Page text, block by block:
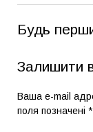
Будь
Залишити
Ваша e-mail
поля позначені *